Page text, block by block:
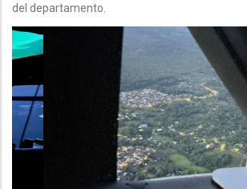
del departamento.